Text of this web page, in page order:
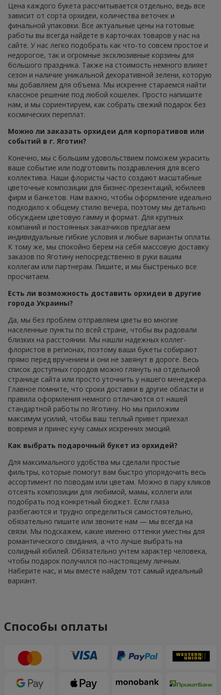
Цена каждого букета рассчитывается отдельно, ведь все
зависит от сорта орхидеи, количества веточек и
финальной упаковки. Все актуальные цены на готовые
работы вы всегда найдете в карточках товаров у нас на
сайте. У нас легко подобрать как что-то совсем простое и
недорогое, так и огромные эксклюзивные корзины для
большого праздника. Также на стоимость немного влияет
сезон и наличие уникальной декоративной зелени, которую
мы добавляем для объема. Мы искренне стараемся найти
классное решение под любой кошелек. Просто напишите
нам, и мы сориентируем, как собрать свежий подарок без
космических переплат.
Можно ли заказать орхидеи для корпоративов или
событий в г. Яготин?
Конечно, мы с большим удовольствием поможем украсить
ваше событие или подготовить поздравления для всего
коллектива. Наши флористы часто создают масштабные
цветочные композиции для бизнес-презентаций, юбилеев
фирм и банкетов. Нам важно, чтобы оформление идеально
подходило к общему стилю вечера, поэтому мы детально
обсуждаем цветовую гамму и формат. Для крупных
компаний и постоянных заказчиков предлагаем
индивидуальные гибкие условия и любые варианты оплаты.
К тому же, мы спокойно берем на себя массовую доставку
заказов по Яготину непосредственно в руки вашим
коллегам или партнерам. Пишите, и мы быстренько все
просчитаем.
Есть ли возможность доставить орхидеи в другие
города Украины?
Да, мы без проблем отправляем цветы во многие
населенные пункты по всей стране, чтобы вы радовали
близких на расстоянии. Мы нашли надежных коллег-
флористов в регионах, поэтому ваши букеты собирают
прямо перед вручением и они не завянут в дороге. Весь
список доступных городов можно глянуть на отдельной
странице сайта или просто уточнить у нашего менеджера.
Главное помните, что сроки доставки в другие области и
правила оформления немного отличаются от нашей
стандартной работы по Яготину. Но мы приложим
максимум усилий, чтобы ваш теплый привет приехал
вовремя и принес кучу самых искренних эмоций.
Как выбрать подарочный букет из орхидей?
Для максимального удобства мы сделали простые
фильтры, которые помогут вам быстро упорядочить весь
ассортимент по поводам или цветам. Можно в пару кликов
отсеять композиции для любимой, мамы, коллеги или
подобрать под конкретный бюджет. Если глаза
разбегаются и трудно определиться самостоятельно,
обязательно пишите или звоните нам — мы всегда на
связи. Мы подскажем, какие именно оттенки уместны для
романтического свидания, а что лучше выбрать на
солидный юбилей. Обязательно учтем характер человека,
чтобы подарок получился по-настоящему личным.
Наберите нас, и мы вместе найдем тот самый идеальный
вариант.
Способы оплаты